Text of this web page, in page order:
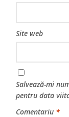
Site web
Salvează-mi
pentru data
Comentariu *